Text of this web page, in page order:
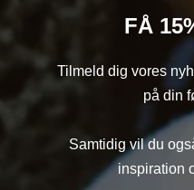
FÅ
Tilmeld dig vores
på din
Samtidig vil du
inspiration